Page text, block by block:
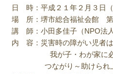
日 時：平成２１年２月３日（
場 所：堺市総合福祉会館 第
講 師：小田多佳子（NPO法
内 容：災害時の障がい児者は
我が子・わが家に必要
つながり～助けられ上